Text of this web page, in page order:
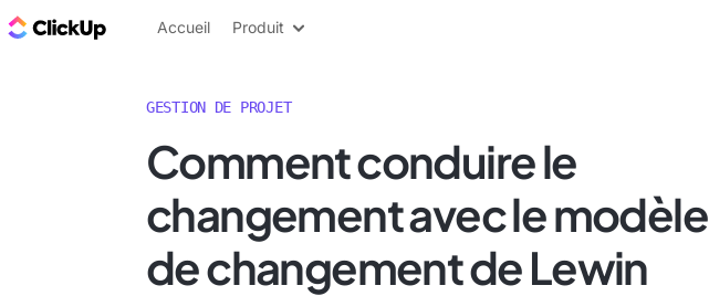
ClickUp Blog
Accueil Produit
GESTION DE PROJET
Comment conduire le
changement avec le modèle
de changement de Lewin